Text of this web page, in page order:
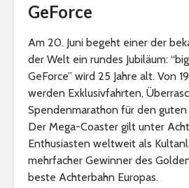
GeForce
Am 20. Juni begeht einer der
der Welt ein rundes Jubiläum:
GeForce” wird 25 Jahre alt. Von
werden Exklusivfahrten,
Spendenmarathon für den
Der Mega-Coaster gilt unter
Enthusiasten weltweit als
mehrfacher Gewinner des
beste Achterbahn Europas.